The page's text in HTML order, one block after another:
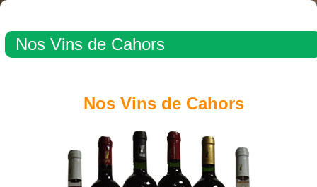
Nos Vins de Cahors
Nos Vins de Cahors